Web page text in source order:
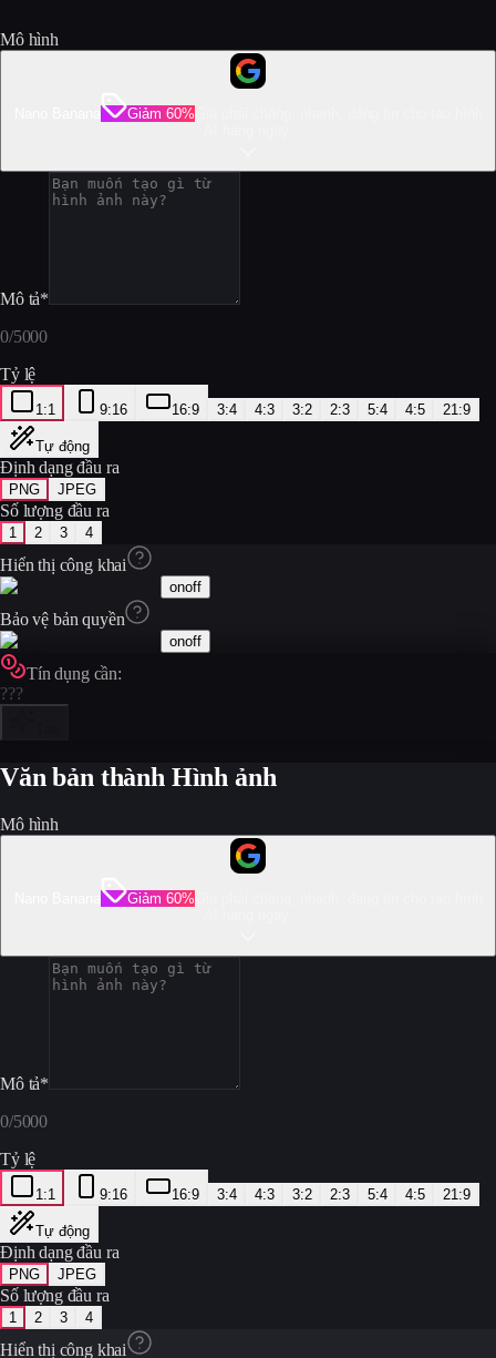
Mô hình
Giảm 60%
Mô tả*
0/5000
Tỷ lệ
1:1 9:16 16:9 3:4 4:3 3:2 2:3 5:4 4:5 21:9
Tự động
Định dạng đầu ra
PNG JPEG
Số lượng đầu ra
1 2 3 4
Hiển thị công khai
onoff
Bảo vệ bản quyền
onoff
Tín dụng cần:
???
Văn bản thành Hình ảnh
Mô hình
Giảm 60%
Mô tả*
0/5000
Tỷ lệ
1:1 9:16 16:9 3:4 4:3 3:2 2:3 5:4 4:5 21:9
Tự động
Định dạng đầu ra
PNG JPEG
Số lượng đầu ra
1 2 3 4
Hiển thị công khai